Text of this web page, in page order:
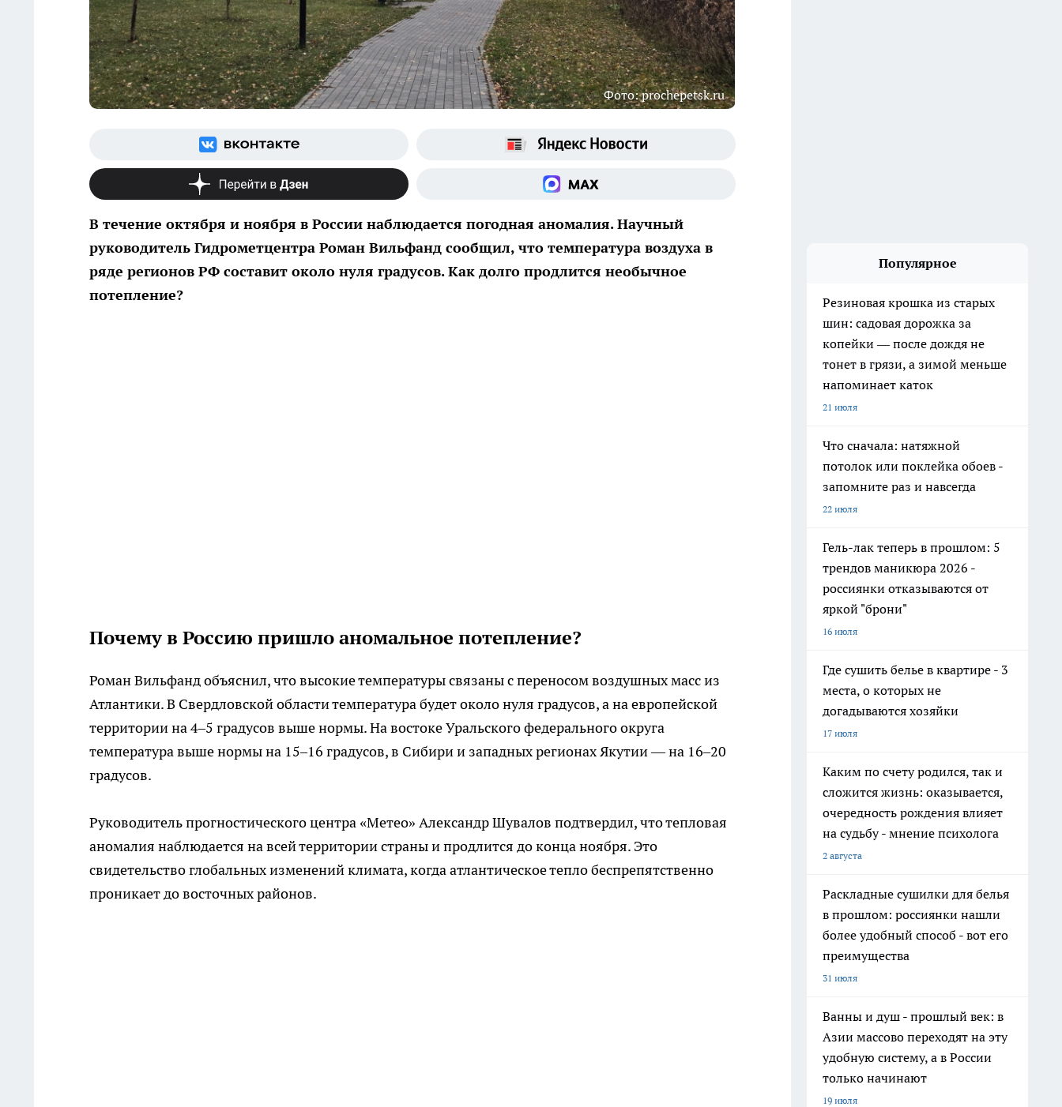
Фото: prochepetsk.ru
В течение октября и ноября в России наблюдается погодная аномалия. Научный
руководитель Гидрометцентра Роман Вильфанд сообщил, что температура воздуха в
ряде регионов РФ составит около нуля градусов. Как долго продлится необычное
потепление?
Почему в Россию пришло аномальное потепление?
Роман Вильфанд объяснил, что высокие температуры связаны с переносом воздушных масс из
Атлантики. В Свердловской области температура будет около нуля градусов, а на европейской
территории на 4–5 градусов выше нормы. На востоке Уральского федерального округа
температура выше нормы на 15–16 градусов, в Сибири и западных регионах Якутии — на 16–20
градусов.
Руководитель прогностического центра «Метео» Александр Шувалов подтвердил, что тепловая
аномалия наблюдается на всей территории страны и продлится до конца ноября. Это
свидетельство глобальных изменений климата, когда атлантическое тепло беспрепятственно
проникает до восточных районов.
Популярное
Резиновая крошка из старых
шин: садовая дорожка за
копейки — после дождя не
тонет в грязи, а зимой меньше
напоминает каток
21 июля
Что сначала: натяжной
потолок или поклейка обоев -
запомните раз и навсегда
22 июля
Гель-лак теперь в прошлом: 5
трендов маникюра 2026 -
россиянки отказываются от
яркой "брони"
16 июля
Где сушить белье в квартире - 3
места, о которых не
догадываются хозяйки
17 июля
Каким по счету родился, так и
сложится жизнь: оказывается,
очередность рождения влияет
на судьбу - мнение психолога
2 августа
Раскладные сушилки для белья
в прошлом: россиянки нашли
более удобный способ - вот его
преимущества
31 июля
Ванны и душ - прошлый век: в
Азии массово переходят на эту
удобную систему, а в России
только начинают
19 июля